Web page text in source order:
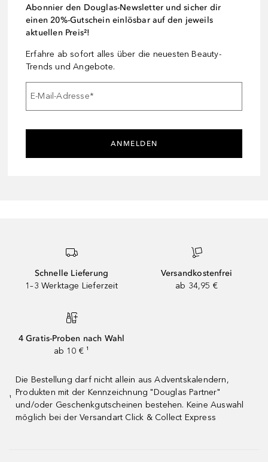
Abonnier den Douglas-Newsletter und sicher dir
einen 20%-Gutschein einlösbar auf den jeweils
aktuellen Preis²!
Erfahre ab sofort alles über die neuesten Beauty-
Trends und Angebote.
E-Mail-Adresse*
ANMELDEN
Schnelle Lieferung
1–3 Werktage Lieferzeit
Versandkostenfrei
ab 34,95 €
4 Gratis-Proben nach Wahl
ab 10 € ¹
¹
Die Bestellung darf nicht allein aus Adventskalendern,
Produkten mit der Kennzeichnung "Douglas Partner"
und/oder Geschenkgutscheinen bestehen. Keine Auswahl
möglich bei der Versandart Click & Collect Express